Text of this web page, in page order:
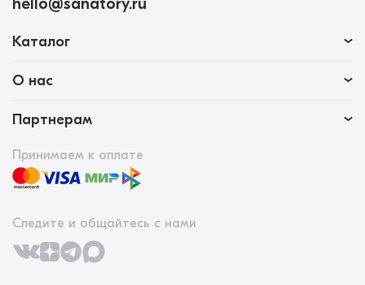
hello@sanatory.ru
Каталог
О нас
Партнерам
Принимаем к оплате
Следите и общайтесь с нами